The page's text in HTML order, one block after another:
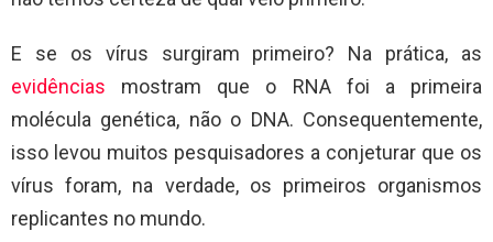
E se os vírus surgiram primeiro? Na prática, as
evidências mostram que o RNA foi a primeira
molécula genética, não o DNA. Consequentemente,
isso levou muitos pesquisadores a conjeturar que os
vírus foram, na verdade, os primeiros organismos
replicantes no mundo.